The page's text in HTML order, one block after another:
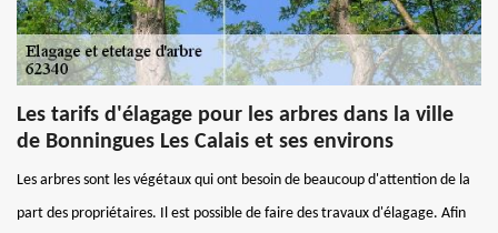
Les tarifs d'élagage pour les arbres dans la ville
de Bonningues Les Calais et ses environs
Les arbres sont les végétaux qui ont besoin de beaucoup d'attention de la
part des propriétaires. Il est possible de faire des travaux d'élagage. Afin